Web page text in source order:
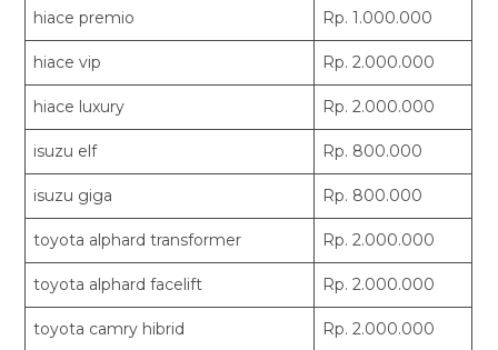
hiace premio Rp. 1.000.000
hiace vip Rp. 2.000.000
hiace luxury Rp. 2.000.000
isuzu elf Rp. 800.000
isuzu giga Rp. 800.000
toyota alphard transformer Rp. 2.000.000
toyota alphard facelift Rp. 2.000.000
toyota camry hibrid Rp. 2.000.000